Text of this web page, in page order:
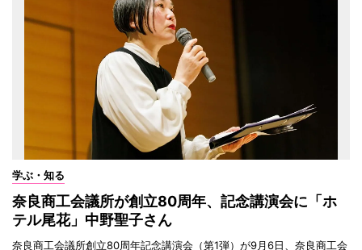
学ぶ・知る
奈良商工会議所が創立80周年、記念講演会に「ホ
テル尾花」中野聖子さん
奈良商工会議所創立80周年記念講演会（第1弾）が9月6日、奈良商工会